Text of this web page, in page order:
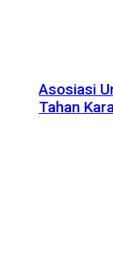
Asosiasi
Tahan